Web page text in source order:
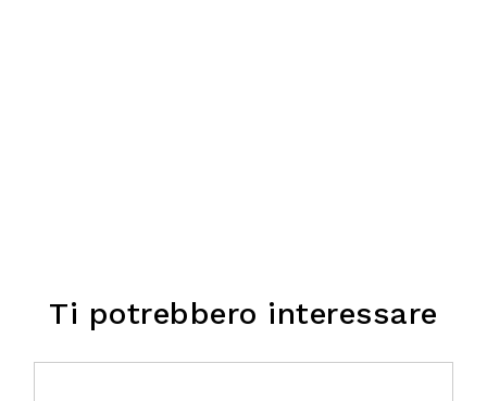
Ti potrebbero interessare